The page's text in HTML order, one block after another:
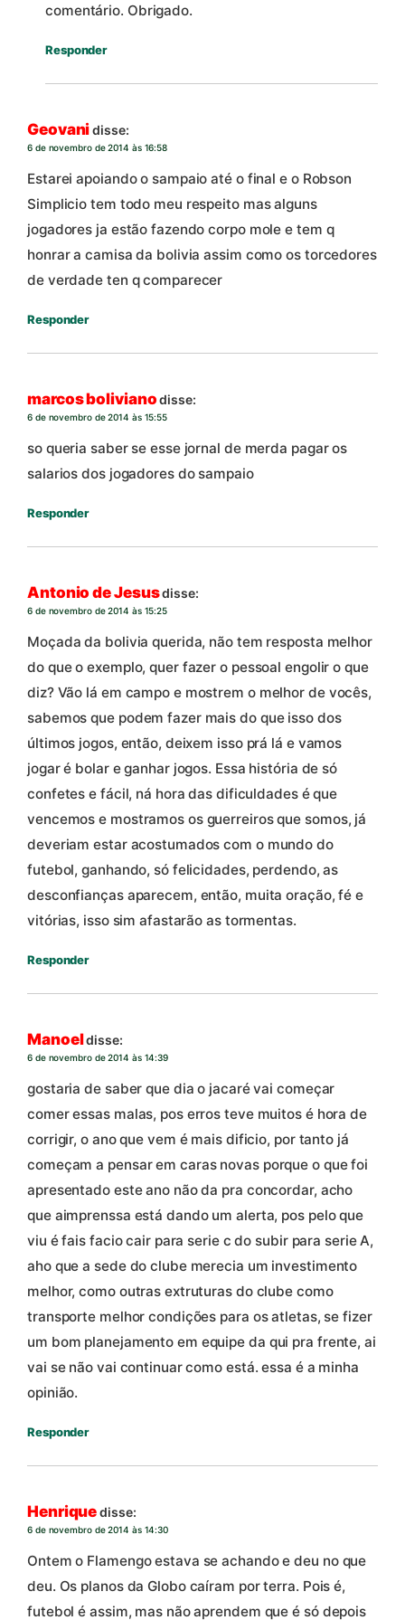
comentário. Obrigado.
Responder
Geovanidisse:
6 de novembro de 2014 às 16:58
Estarei apoiando o sampaio até o final e o Robson
Simplicio tem todo meu respeito mas alguns
jogadores ja estão fazendo corpo mole e tem q
honrar a camisa da bolivia assim como os torcedores
de verdade ten q comparecer
Responder
marcos bolivianodisse:
6 de novembro de 2014 às 15:55
so queria saber se esse jornal de merda pagar os
salarios dos jogadores do sampaio
Responder
Antonio de Jesusdisse:
6 de novembro de 2014 às 15:25
Moçada da bolivia querida, não tem resposta melhor
do que o exemplo, quer fazer o pessoal engolir o que
diz? Vão lá em campo e mostrem o melhor de vocês,
sabemos que podem fazer mais do que isso dos
últimos jogos, então, deixem isso prá lá e vamos
jogar é bolar e ganhar jogos. Essa história de só
confetes e fácil, ná hora das dificuldades é que
vencemos e mostramos os guerreiros que somos, já
deveriam estar acostumados com o mundo do
futebol, ganhando, só felicidades, perdendo, as
desconfianças aparecem, então, muita oração, fé e
vitórias, isso sim afastarão as tormentas.
Responder
Manoeldisse:
6 de novembro de 2014 às 14:39
gostaria de saber que dia o jacaré vai começar
comer essas malas, pos erros teve muitos é hora de
corrigir, o ano que vem é mais dificio, por tanto já
começam a pensar em caras novas porque o que foi
apresentado este ano não da pra concordar, acho
que aimprenssa está dando um alerta, pos pelo que
viu é fais facio cair para serie c do subir para serie A,
aho que a sede do clube merecia um investimento
melhor, como outras extruturas do clube como
transporte melhor condições para os atletas, se fizer
um bom planejamento em equipe da qui pra frente, ai
vai se não vai continuar como está. essa é a minha
opinião.
Responder
Henriquedisse:
6 de novembro de 2014 às 14:30
Ontem o Flamengo estava se achando e deu no que
deu. Os planos da Globo caíram por terra. Pois é,
futebol é assim, mas não aprendem que é só depois